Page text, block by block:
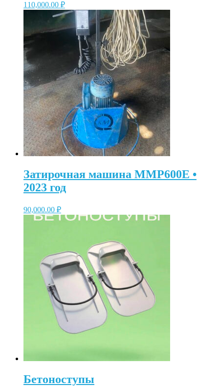
110,000.00 ₽
Затирочная машина MMP600E •
2023 год
90,000.00 ₽
Бетоноступы